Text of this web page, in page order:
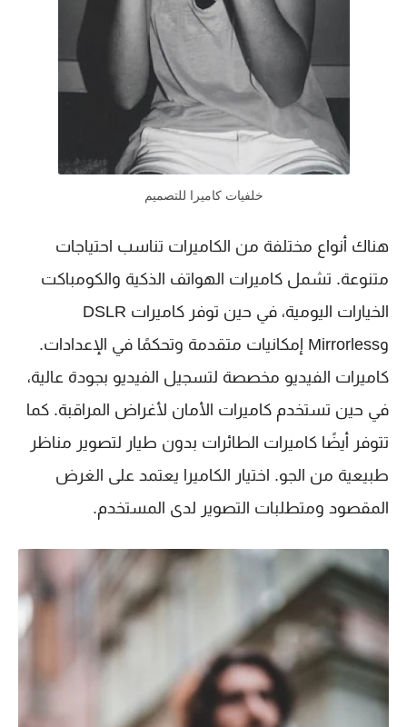
خلفيات كاميرا للتصميم
هناك أنواع مختلفة من الكاميرات تناسب احتياجات
متنوعة. تشمل كاميرات الهواتف الذكية والكومباكت
الخيارات اليومية، في حين توفر كاميرات DSLR
وMirrorless إمكانيات متقدمة وتحكمًا في الإعدادات.
كاميرات الفيديو مخصصة لتسجيل الفيديو بجودة عالية،
في حين تستخدم كاميرات الأمان لأغراض المراقبة. كما
تتوفر أيضًا كاميرات الطائرات بدون طيار لتصوير مناظر
طبيعية من الجو. اختيار الكاميرا يعتمد على الغرض
المقصود ومتطلبات التصوير لدى المستخدم.